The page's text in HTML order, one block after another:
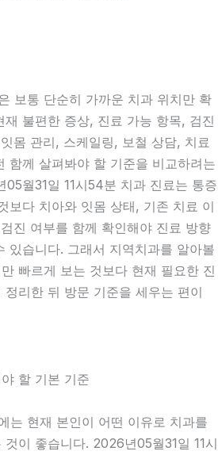
보통 단순히 가까운 치과 위치만 확
재 불편한 증상, 진료 가능 항목, 검진
몸 관리, 스케일링, 보철 상담, 치료
함께 살펴봐야 할 기준을 비교하려는
월31일 11시54분 치과 진료는 통증
보다 치아와 잇몸 상태, 기존 치료 이
진 여부를 함께 확인해야 진료 방향
있습니다. 그래서 지역치과를 알아볼
빠르게 보는 것보다 현재 필요한 진
정리한 뒤 방문 기준을 세우는 편이
할 기본 기준
는 현재 본인이 어떤 이유로 치과를
이 좋습니다. 2026년05월31일 11시